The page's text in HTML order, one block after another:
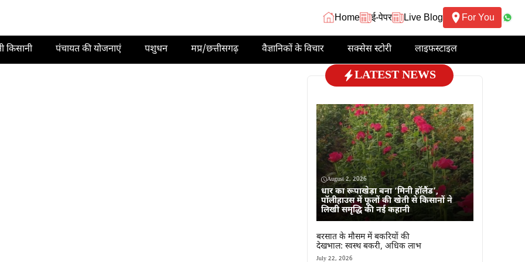
Home ई-पेपर Live Blog For You
किसानी पंचायत की योजनाएं पशुधन मप्र/छत्तीसगढ़ वैज्ञानिकों के विचार सक्सेस स्टोरी लाइफस्टाइल
LATEST NEWS
August 2, 2026
धार का रूपाखेड़ा बना ‘मिनी हॉलैंड’,
पॉलीहाउस में फूलों की खेती से किसानों ने
लिखी समृद्धि की नई कहानी
बरसात के मौसम में बकरियों की
देखभाल: स्वस्थ बकरी, अधिक लाभ
July 22, 2026